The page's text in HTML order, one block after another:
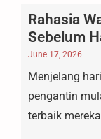
Rahasia
Sebelum
June 17, 2026
Menjelang
pengantin
terbaik